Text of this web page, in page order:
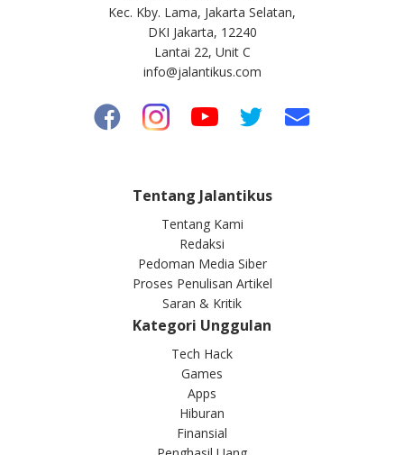
Kec. Kby. Lama, Jakarta Selatan,
DKI Jakarta, 12240
Lantai 22, Unit C
info@jalantikus.com
Tentang Jalantikus
Tentang Kami
Redaksi
Pedoman Media Siber
Proses Penulisan Artikel
Saran & Kritik
Kategori Unggulan
Tech Hack
Games
Apps
Hiburan
Finansial